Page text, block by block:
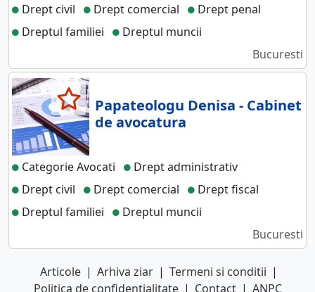
Drept civil
Drept comercial
Drept penal
Dreptul familiei
Dreptul muncii
Bucuresti
Papateologu Denisa - Cabinet
de avocatura
Categorie Avocati
Drept administrativ
Drept civil
Drept comercial
Drept fiscal
Dreptul familiei
Dreptul muncii
Bucuresti
Articole | Arhiva ziar | Termeni si conditii |
Politica de confidentialitate | Contact | ANPC